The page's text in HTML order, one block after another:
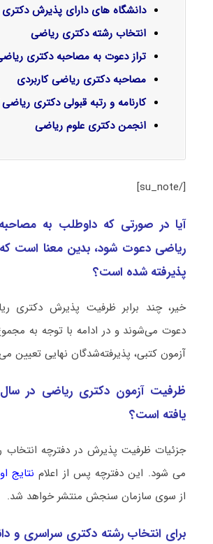
دانشگاه های دارای پذیرش
انتخاب رشته دکتری ریاضی
تراز دعوت به مصاحبه دکتری
مصاحبه دکتری ریاضی کاربردی
کارنامه و رتبه قبولی دکتری ریاضی
انجمن دکتری علوم ریاضی
[/su_note]
آیا در صورتی که داوطلب به
ریاضی دعوت شود، بدین معنا است که
پذیرفته شده است؟
خیر، چند برابر ظرفیت پذیرش دکتری
دعوت می‌شوند و در ادامه با توجه به
آزمون کتبی، پذیرفته‌شدگان نهایی تعیین
یافته است؟
جزئیات ظرفیت پذیرش در دفترچه انتخاب
می شود. این دفترچه پس از اعلام نتایج
از سوی سازمان سنجش منتشر خواهد شد.
برای انتخاب رشته دکتری سراسری و